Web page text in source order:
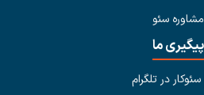
مشاوره سئو
پیگیری ما
سئوکار در تلگرام